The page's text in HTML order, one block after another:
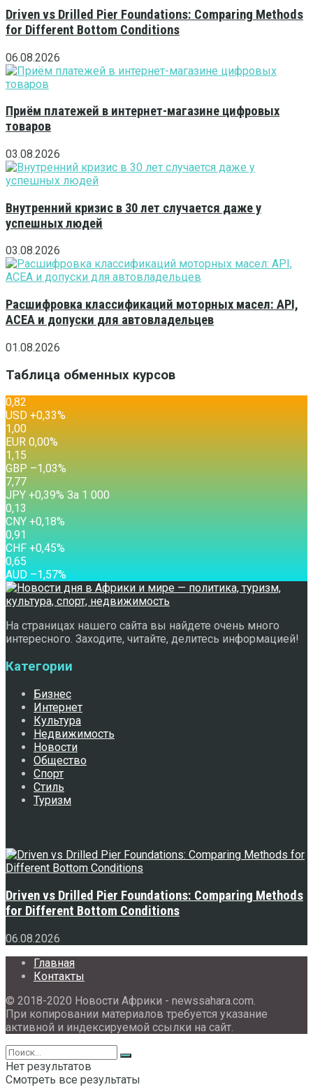
Driven vs Drilled Pier Foundations: Comparing Methods
for Different Bottom Conditions
06.08.2026
Приём платежей в интернет-магазине цифровых
товаров
03.08.2026
Внутренний кризис в 30 лет случается даже у
успешных людей
03.08.2026
Расшифровка классификаций моторных масел: API,
ACEA и допуски для автовладельцев
01.08.2026
Таблица обменных курсов
0,82
USD +0,33%
1,00
EUR 0,00%
1,15
GBP –1,03%
7,77
JPY +0,39% За 1 000
0,13
CNY +0,18%
0,91
CHF +0,45%
0,65
AUD –1,57%
На страницах нашего сайта вы найдете очень много
интересного. Заходите, читайте, делитесь информацией!
Категории
Бизнес
Интернет
Культура
Недвижимость
Новости
Общество
Спорт
Стиль
Туризм
Driven vs Drilled Pier Foundations: Comparing Methods
for Different Bottom Conditions
06.08.2026
Главная
Контакты
© 2018-2020 Новости Африки - newssahara.com.
При копировании материалов требуется указание
активной и индексируемой ссылки на сайт.
Нет результатов
Смотреть все результаты